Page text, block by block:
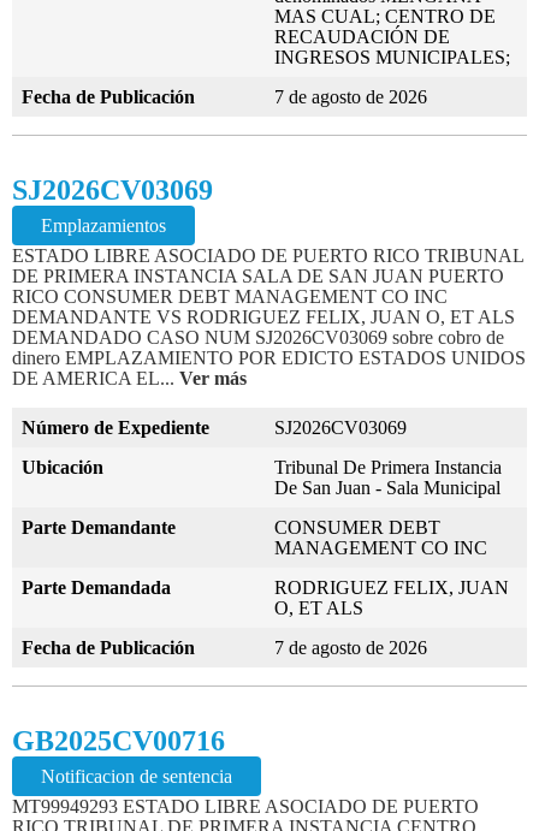
MAS CUAL; CENTRO DE
RECAUDACIÓN DE
INGRESOS MUNICIPALES;
Fecha de Publicación
7 de agosto de 2026
SJ2026CV03069
Emplazamientos
ESTADO LIBRE ASOCIADO DE PUERTO RICO TRIBUNAL
DE PRIMERA INSTANCIA SALA DE SAN JUAN PUERTO
RICO CONSUMER DEBT MANAGEMENT CO INC
DEMANDANTE VS RODRIGUEZ FELIX, JUAN O, ET ALS
DEMANDADO CASO NUM SJ2026CV03069 sobre cobro de
dinero EMPLAZAMIENTO POR EDICTO ESTADOS UNIDOS
DE AMERICA EL... Ver más
Número de Expediente
SJ2026CV03069
Ubicación
Tribunal De Primera Instancia
De San Juan - Sala Municipal
Parte Demandante
CONSUMER DEBT
MANAGEMENT CO INC
Parte Demandada
RODRIGUEZ FELIX, JUAN
O, ET ALS
Fecha de Publicación
7 de agosto de 2026
GB2025CV00716
Notificacion de sentencia
MT99949293 ESTADO LIBRE ASOCIADO DE PUERTO
RICO TRIBUNAL DE PRIMERA INSTANCIA CENTRO